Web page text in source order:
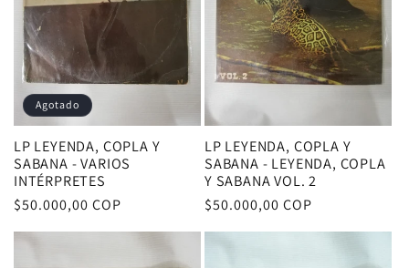
Agotado
LP LEYENDA, COPLA Y
SABANA - VARIOS
INTÉRPRETES
Precio
$50.000,00 COP
LP LEYENDA, COPLA Y
SABANA - LEYENDA, COPLA
Y SABANA VOL. 2
Precio
$50.000,00 COP